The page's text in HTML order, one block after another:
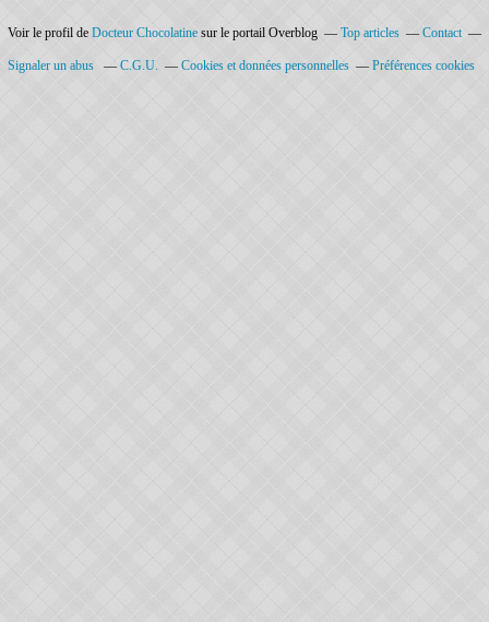
Voir le profil de Docteur Chocolatine sur le portail Overblog Top articles Contact
Signaler un abus C.G.U. Cookies et données personnelles Préférences cookies